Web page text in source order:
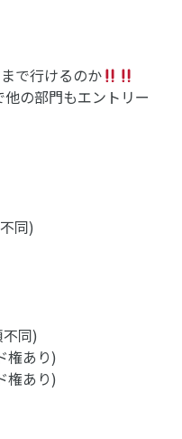
で行けるのか
の部門もエントリー
同)
同)
権あり)
権あり)